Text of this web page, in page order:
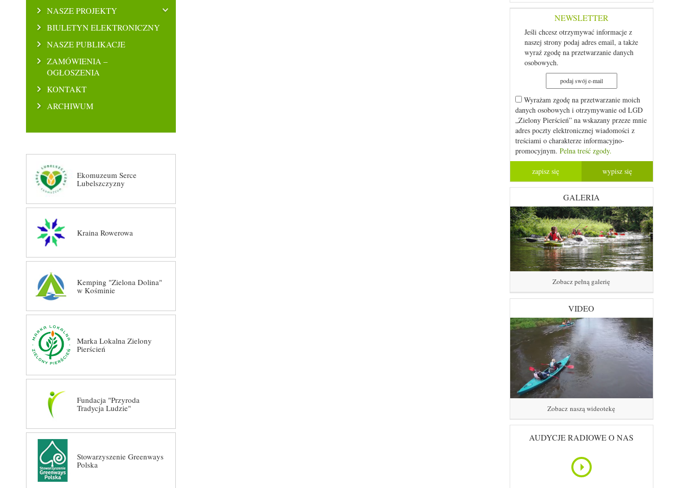
NASZE PROJEKTY
BIULETYN ELEKTRONICZNY
NASZE PUBLIKACJE
ZAMÓWIENIA –
OGŁOSZENIA
KONTAKT
ARCHIWUM
Ekomuzeum Serce
Lubelszczyzny
Kraina Rowerowa
Kemping "Zielona Dolina"
w Kośminie
Marka Lokalna Zielony
Pierścień
Fundacja "Przyroda
Tradycja Ludzie"
Stowarzyszenie Greenways
Polska
NEWSLETTER
Jeśli chcesz otrzymywać informacje z
naszej strony podaj adres email, a także
wyraź zgodę na przetwarzanie danych
osobowych.
Wyrażam zgodę na przetwarzanie moich
danych osobowych i otrzymywanie od LGD
„Zielony Pierścień” na wskazany przeze mnie
adres poczty elektronicznej wiadomości z
treściami o charakterze informacyjno-
promocyjnym. Pelna treść zgody.
GALERIA
Zobacz pełną galerię
VIDEO
Zobacz naszą wideotekę
AUDYCJE RADIOWE O NAS